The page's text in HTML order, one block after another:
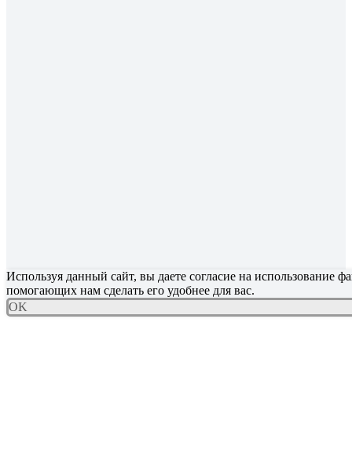
Используя данный сайт, вы даете согласие на использование
помогающих нам сделать его удобнее для вас.
OK